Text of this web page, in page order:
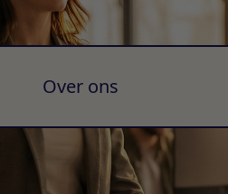
Over ons